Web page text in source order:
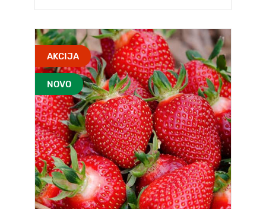
AKCIJA
NOVO